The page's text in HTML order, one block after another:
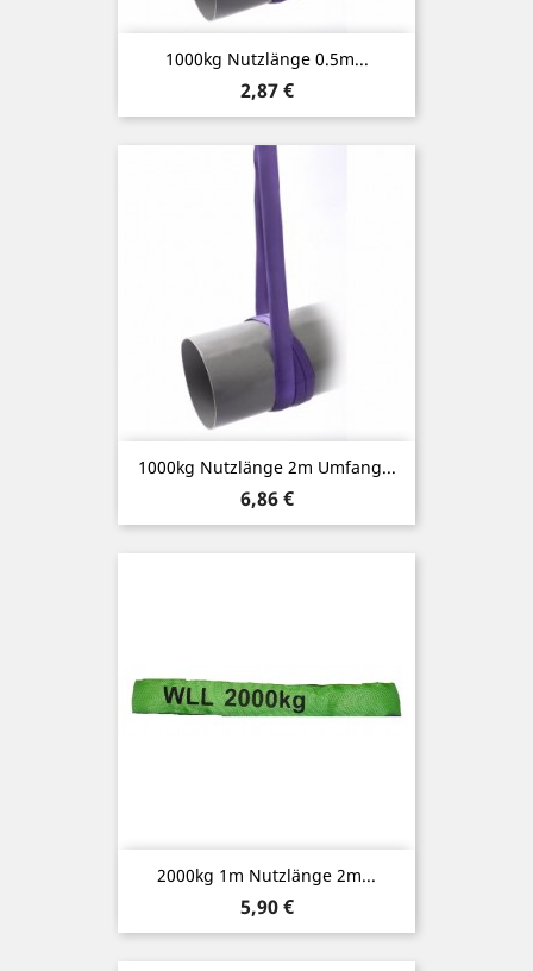
1000kg Nutzlänge 0.5m...
Preis
2,87 €
1000kg Nutzlänge 2m Umfang...
Preis
6,86 €
2000kg 1m Nutzlänge 2m...
Preis
5,90 €